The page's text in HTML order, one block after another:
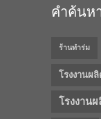
คำค้นห
ร้านทำร่ม
โรงงานผ
โรงงาน